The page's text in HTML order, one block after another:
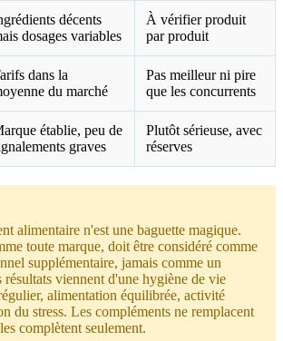
décents
dosages variables
À vérifier produit
par produit
dans la
du marché
Pas meilleur ni pire
que les concurrents
établie, peu de
graves
Plutôt sérieuse, avec
réserves
alimentaire n'est une baguette magique.
toute marque, doit être considéré comme
supplémentaire, jamais comme un
résultats viennent d'une hygiène de vie
alimentation équilibrée, activité
du stress. Les compléments ne remplacent
complètent seulement.